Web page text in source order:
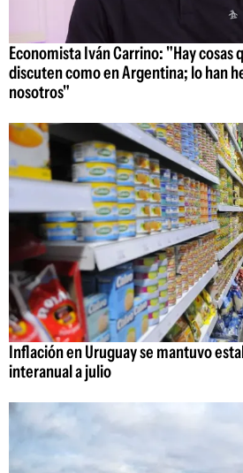
Economista Iván Carrino: "Hay cosas
discuten como en Argentina; lo han
nosotros"
Inflación en Uruguay se mantuvo
interanual a julio